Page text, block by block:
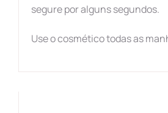
segure por alguns segundos.
Use o cosmético todas as